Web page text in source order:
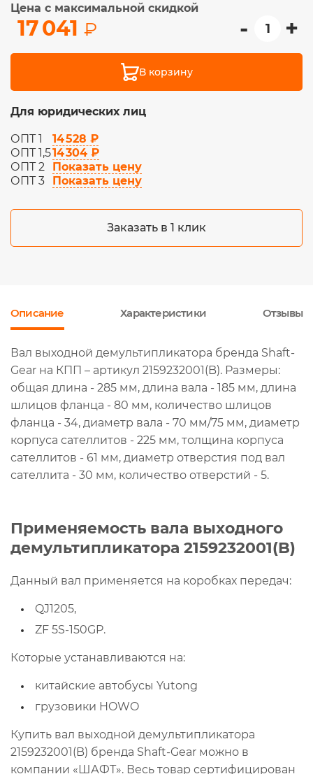
Цена с максимальной скидкой
17 041 ₽ - +
В корзину
Для юридических лиц
ОПТ 1
14 528 ₽
ОПТ 1,514 304 ₽
ОПТ 2
Показать цену
ОПТ 3
Показать цену
Заказать в 1 клик
Описание Характеристики Отзывы
Вал выходной демультипликатора бренда Shaft-
Gear на КПП – артикул 2159232001(B). Размеры:
общая длина - 285 мм, длина вала - 185 мм, длина
шлицов фланца - 80 мм, количество шлицов
фланца - 34, диаметр вала - 70 мм/75 мм, диаметр
корпуса сателлитов - 225 мм, толщина корпуса
сателлитов - 61 мм, диаметр отверстия под вал
сателлита - 30 мм, количество отверстий - 5.
Применяемость вала выходного
демультипликатора 2159232001(B)
Данный вал применяется на коробках передач:
QJ1205,
ZF 5S-150GP.
Которые устанавливаются на:
китайские автобусы Yutong
грузовики HOWO
Купить вал выходной демультипликатора
2159232001(B) бренда Shaft-Gear можно в
компании «ШАФТ». Весь товар сертифицирован